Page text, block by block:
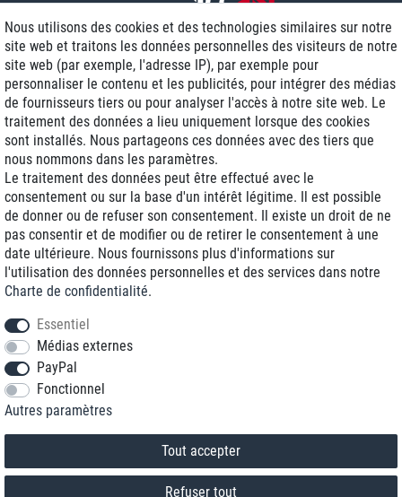
Livraison J+1
Frais d'expédition réduits
Reconditionnée avec garantie
+33 1 70 99 07 94 *
* Vous pouvez nous joindre aux tarifs locaux du lundi au vendredi de 9h à 18h.
Nous utilisons des cookies et des technologies similaires sur notre
site web et traitons les données personnelles des visiteurs de notre
site web (par exemple, l'adresse IP), par exemple pour
personnaliser le contenu et les publicités, pour intégrer des médias
de fournisseurs tiers ou pour analyser l'accès à notre site web. Le
traitement des données a lieu uniquement lorsque des cookies
sont installés. Nous partageons ces données avec des tiers que
nous nommons dans les paramètres.
Le traitement des données peut être effectué avec le
consentement ou sur la base d'un intérêt légitime. Il est possible
de donner ou de refuser son consentement. Il existe un droit de ne
pas consentir et de modifier ou de retirer le consentement à une
date ultérieure. Nous fournissons plus d'informations sur
l'utilisation des données personnelles et des services dans notre
Charte de confidentialité.
Essentiel
Médias externes
PayPal
Fonctionnel
Autres paramètres
Tout accepter
Refuser tout